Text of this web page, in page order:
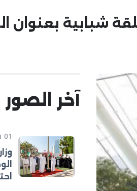
شبابية بعنوان
آخر الصور
01 نوفمبر 2024